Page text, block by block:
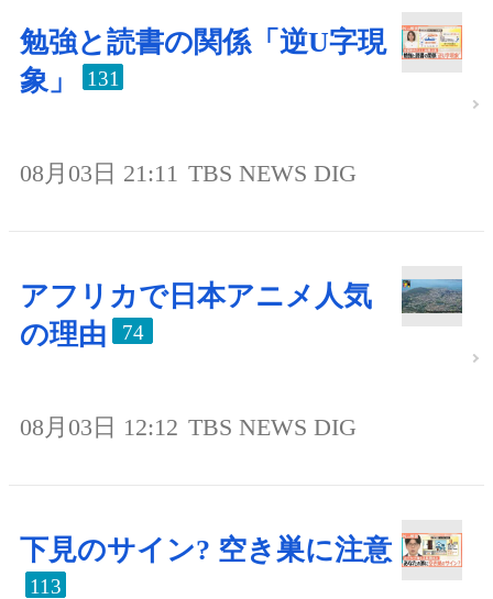
勉強と読書の関係「逆U字現
象」
131
08月03日 21:11 TBS NEWS DIG
アフリカで日本アニメ人気
の理由
74
08月03日 12:12 TBS NEWS DIG
下見のサイン? 空き巣に注意
113